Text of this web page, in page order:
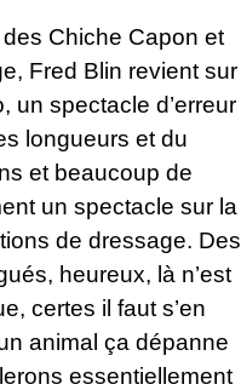
Chiche Capon et
Fred Blin revient sur
un spectacle d’erreur
longueurs et du
et beaucoup de
un spectacle sur la
de dressage. Des
heureux, là n’est
certes il faut s’en
animal ça dépanne
essentiellement